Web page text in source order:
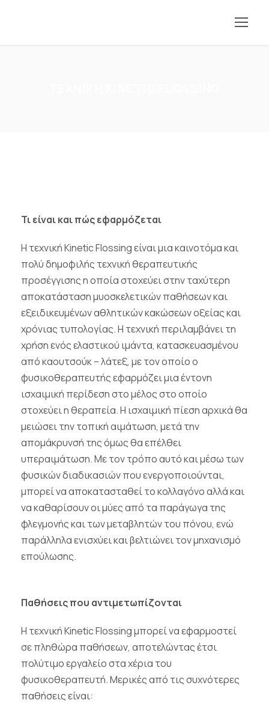
Τι είναι και πώς εφαρμόζεται
Η τεχνικήKineticFlossingείναι μια καινοτόμα και
πολύ δημοφιλής τεχνική θεραπευτικής
προσέγγισης η οποία στοχεύει στην ταχύτερη
αποκατάσταση μυοσκελετικών παθήσεων και
εξειδικευμένων αθλητικών κακώσεων οξείας και
χρόνιας τυπολογίας.H τεχνική περιλαμβάνει τη
χρήση ενός ελαστικού ιμάντα, κατασκευασμένου
από καουτσούκ – λάτεξ, με τον οποίο ο
φυσικοθεραπευτής εφαρμόζει μια έντονη
ισχαιμική περίδεση στο μέλος στο οποίο
στοχεύει η θεραπεία. Η ισχαιμική πίεση αρχικά θα
μειώσει την τοπική αιμάτωση, μετά την
απομάκρυνσή της όμως θα επέλθει
υπεραιμάτωση. Με τον τρόπο αυτό και μέσω των
φυσικών διαδικασιών που ενεργοποιούνται,
μπορεί να αποκατασταθεί το κολλαγόνο αλλά και
να καθαρίσουν οι μύες από τα παράγωγα της
φλεγμονής και των μεταβλητών του πόνου, ενώ
παράλληλα ενισχύει και βελτιώνει τον μηχανισμό
επούλωσης.
Παθήσεις που αντιμετωπίζονται
Η τεχνικήKineticFlossingμπορεί να εφαρμοστεί
σε πληθώρα παθήσεων, αποτελώντας έτσι
πολύτιμο εργαλείο στα χέρια του
φυσικοθεραπευτή. Μερικές από τις συχνότερες
παθήσεις είναι: